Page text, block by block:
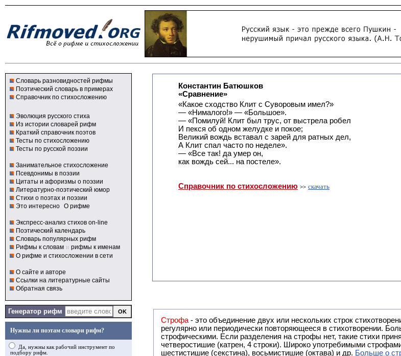
Словарь разновидностей рифмы
Поэтический словарь в примерах
Справочник по стихосложению
Эволюция русского стиха
Из истории словарей рифм
Краткий справочник поэтов
Тесты по стихосложению
Тесты по русской поэзии
Занимательное стихосложение
Псевдонимы в поэзии
Цитаты и афоризмы о поэзии
Литературно-поэтический юмор
Стихи о поэтах и поэзии
Это интересно О рифме
Экспресс-анализ стихов on-line
Поэтический календарь
Словарь популярных рифм
Рифмы к словам и рифмы к именам
О рифме и стихосложении в сети
О сайте и авторе
Ссылки на литературные сайты
Обратная связь
Генератор рифм
Нужны ли поэтам словари рифм?
Да, нужны как рабочий инструмент по
подбору рифм.
Константин Батюшков
«Сравнение»
«Какое сходство Клит с Суворовым имел?»
— «Нималого!» — «Большое».
— «Помилуй! Клит был трус, от выстрела робел
И пекся об одном желудке и покое;
Великий вождь вставал с зарей для ратных дел,
А Клит спал часто по неделе».
— «Все так! да умер он,
как вождь сей... на постеле».
Справочник по стихосложению >> скачать
Строфа - это объединение двух или нескольких строк стихотворения, имеющих интонационное сходство или общую систему
регулярно или периодически повторяющееся в стихотворении. Большинство стихотворений делятся на строфы и т.о. являются
строфическими. Если разделения на строфы нет, такие стихи принято называть астрофическими. Самая популярная строфа в русской поэзии -
четверостишие (катрен, 4 строки). Широко употребимыми
шестистишие (секстина), восьмистишие (октава) и др. Больше о